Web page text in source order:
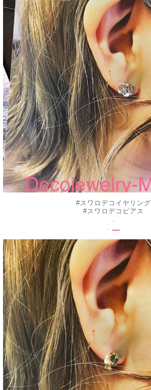
9月 9
#スワロデコイヤリング
#スワロデコピアス
decojewelrymahalo
8月 23